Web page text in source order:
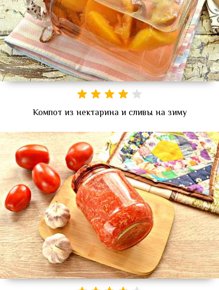
Компот из нектарина и сливы на зиму